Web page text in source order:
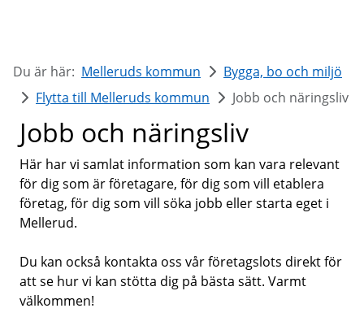
Du är här: Melleruds kommun
Bygga, bo och miljö
Flytta till Melleruds kommun
Jobb och näringsliv
Jobb och näringsliv
Här har vi samlat information som kan vara relevant
för dig som är företagare, för dig som vill etablera
företag, för dig som vill söka jobb eller starta eget i
Mellerud.
Du kan också kontakta oss vår företagslots direkt för
att se hur vi kan stötta dig på bästa sätt. Varmt
välkommen!